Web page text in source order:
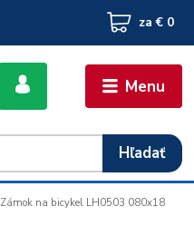
Menu
Hľadať
za € 0
Zámok na bicykel LH0503 080x18